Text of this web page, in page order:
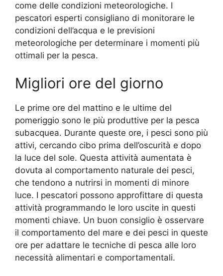
come delle condizioni meteorologiche. I
pescatori esperti consigliano di monitorare le
condizioni dell’acqua e le previsioni
meteorologiche per determinare i momenti più
ottimali per la pesca.
Migliori ore del giorno
Le prime ore del mattino e le ultime del
pomeriggio sono le più produttive per la pesca
subacquea. Durante queste ore, i pesci sono più
attivi, cercando cibo prima dell’oscurità e dopo
la luce del sole. Questa attività aumentata è
dovuta al comportamento naturale dei pesci,
che tendono a nutrirsi in momenti di minore
luce. I pescatori possono approfittare di questa
attività programmando le loro uscite in questi
momenti chiave. Un buon consiglio è osservare
il comportamento del mare e dei pesci in queste
ore per adattare le tecniche di pesca alle loro
necessità alimentari e comportamentali.